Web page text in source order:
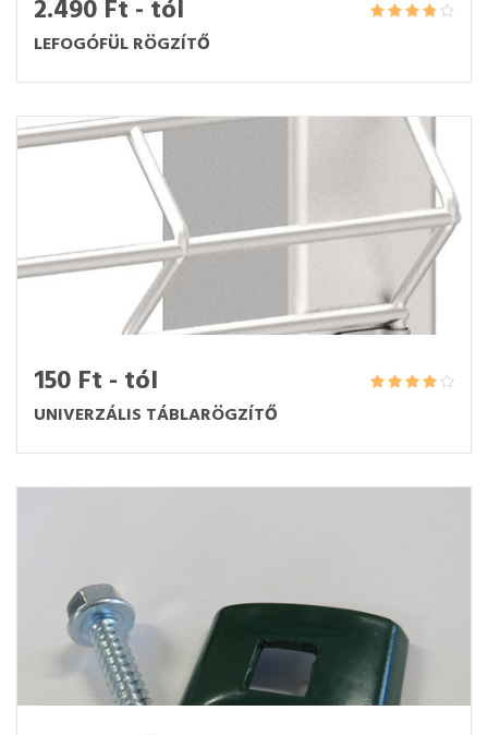
2.490 Ft - tól
LEFOGÓFÜL RÖGZÍTŐ
150 Ft - tól
UNIVERZÁLIS TÁBLARÖGZÍTŐ